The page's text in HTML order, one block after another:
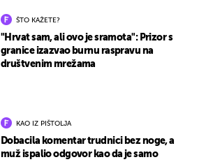
ŠTO KAŽETE?
"Hrvat sam, ali ovo je sramota": Prizor s
granice izazvao burnu raspravu na
društvenim mrežama
KAO IZ PIŠTOLJA
Dobacila komentar trudnici bez noge, a
muž ispalio odgovor kao da je samo